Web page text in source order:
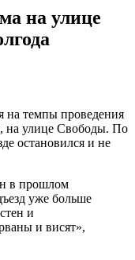
на улице
на темпы проведения
на улице Свободы. По
остановился и не
в прошлом
уже больше
и
и висят»,